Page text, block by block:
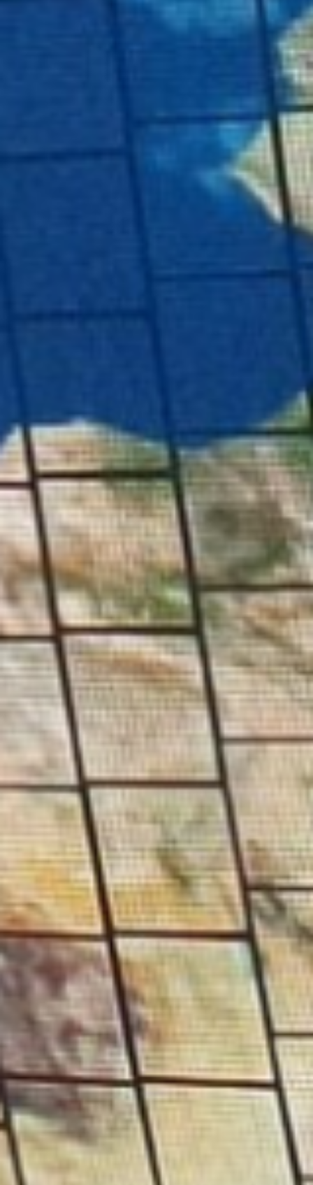
Dans le secteur horloger, plusieurs plateformes spécialisées
illustrent également la montée des circuits